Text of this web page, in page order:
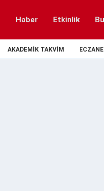
Haber Etkinlik
AKADEMIK TAKVIM ECZANE